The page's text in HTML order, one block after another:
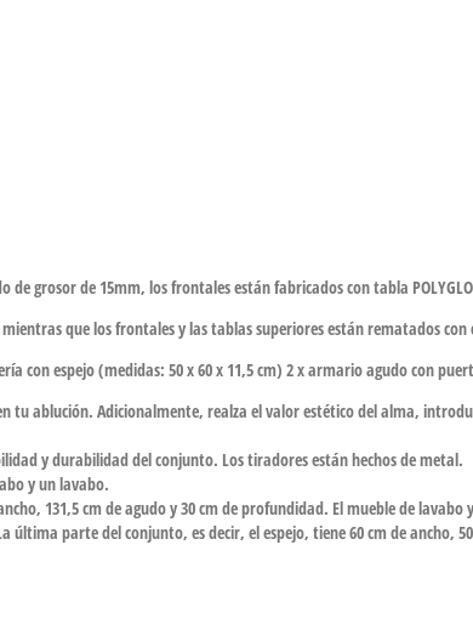
grosor de 15mm, los frontales están fabricados con tabla
que los frontales y las tablas superiores están rematados con
con espejo (medidas: 50 x 60 x 11,5 cm) 2 x armario agudo con
tu ablución. Adicionalmente, realza el valor estético del alma,
y durabilidad del conjunto. Los tiradores están hechos de metal.
y un lavabo.
131,5 cm de agudo y 30 cm de profundidad. El mueble de lavabo
parte del conjunto, es decir, el espejo, tiene 60 cm de ancho,